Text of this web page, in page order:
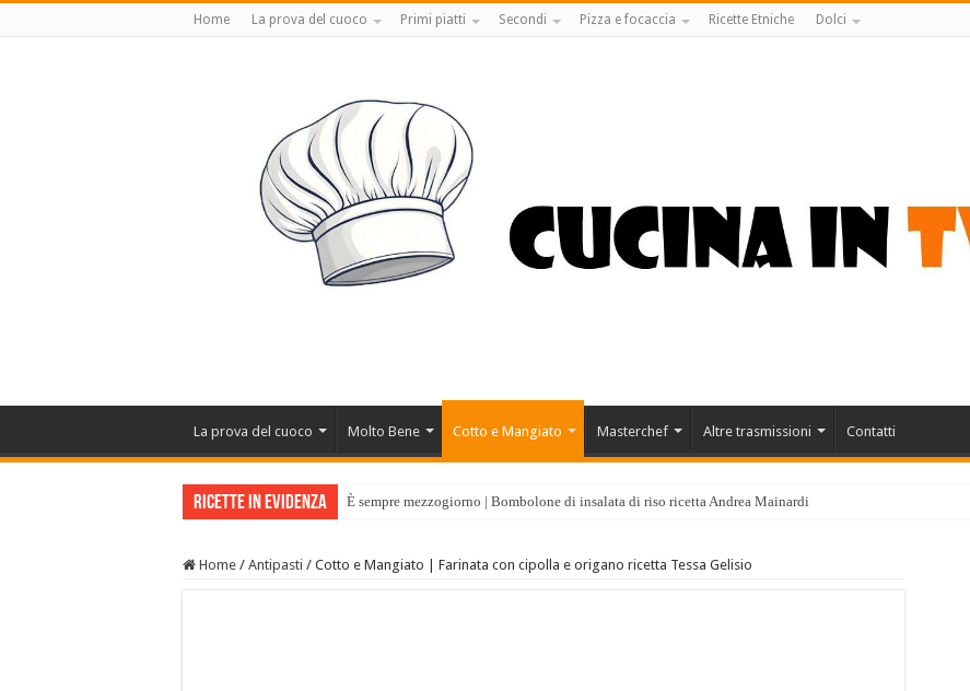
Home La prova del cuoco Primi piatti Secondi Pizza e focaccia Ricette Etniche Dolci
La prova del cuoco Molto Bene Cotto e Mangiato Masterchef Altre trasmissioni Contatti
Ricette in evidenza È sempre mezzogiorno | Bombolone di insalata di riso ricetta Andrea Mainardi
Home / Antipasti / Cotto e Mangiato | Farinata con cipolla e origano ricetta Tessa Gelisio